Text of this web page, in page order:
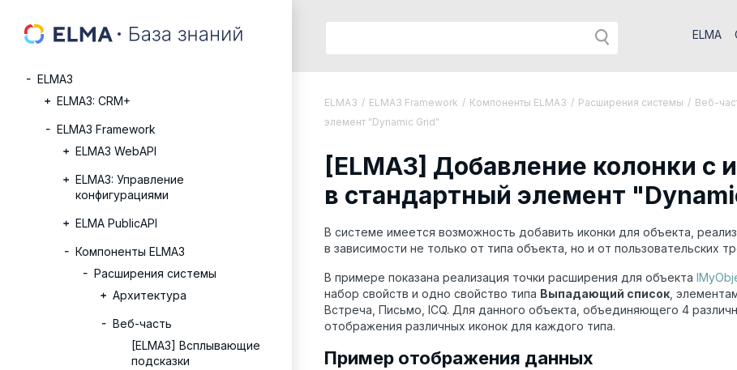
ELMA3
ELMA3: CRM+
ELMA3 Framework
ELMA3 WebAPI
ELMA3: Управление
конфигурациями
ELMA PublicAPI
Компоненты ELMA3
Расширения системы
Архитектура
Веб-часть
[ELMA3] Всплывающие
подсказки
ELMA
ELMA3 / ELMA3 Framework / Компоненты ELMA3 / Расширения системы / Веб-
элемент "Dynamic Grid"
[ELMA3] Добавление колонки с
в стандартный элемент
В системе имеется возможность добавить иконки для объекта,
в зависимости не только от типа объекта, но и от пользовательских
В примере показана реализация точки расширения для объекта
набор свойств и одно свойство типа Выпадающий список ,
Встреча, Письмо, ICQ. Для данного объекта, объединяющего 4
отображения различных иконок для каждого типа.
Пример отображения данных